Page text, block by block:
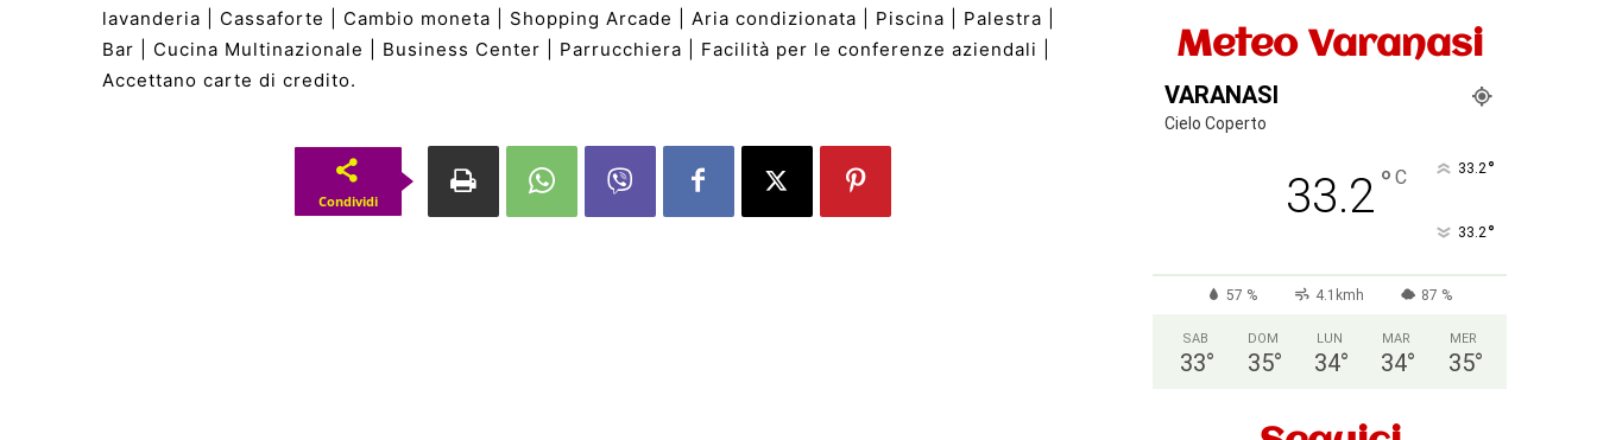
lavanderia | Cassaforte | Cambio moneta | Shopping Arcade | Aria condizionata | Piscina | Palestra |
Bar | Cucina Multinazionale | Business Center | Parrucchiera | Facilità per le conferenze aziendali |
Accettano carte di credito.
Condividi
Meteo Varanasi
VARANASI
Cielo Coperto
33.2 ° C 33.2°
33.2°
57 % 4.1kmh 87 %
SAB
33°
DOM
35°
LUN
34°
MAR
34°
MER
35°